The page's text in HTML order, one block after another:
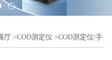
厅 >COD测定仪 >COD测定仪/手